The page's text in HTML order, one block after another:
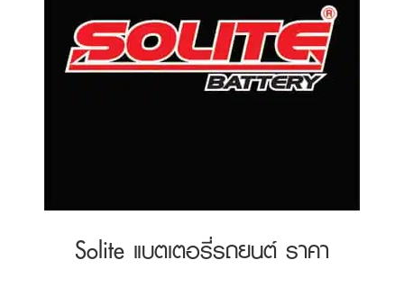
Solite แบตเตอรี่รถยนต์ ราคา